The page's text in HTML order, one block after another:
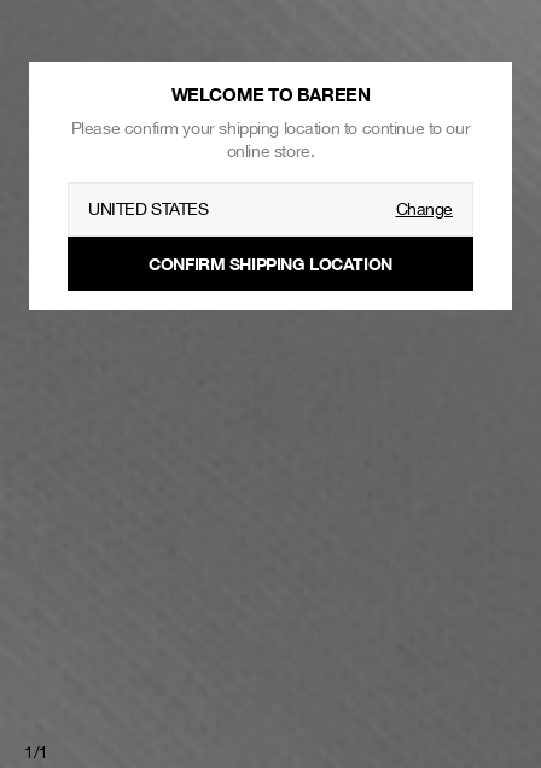
1/1
WELCOME TO BAREEN
Please confirm your shipping location to continue to our
online store.
UNITED STATES Change
CONFIRM SHIPPING LOCATION